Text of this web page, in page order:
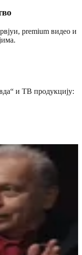
premium видео и
и ТВ продукцију: